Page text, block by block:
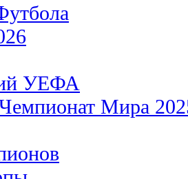
УЕФА
Мира